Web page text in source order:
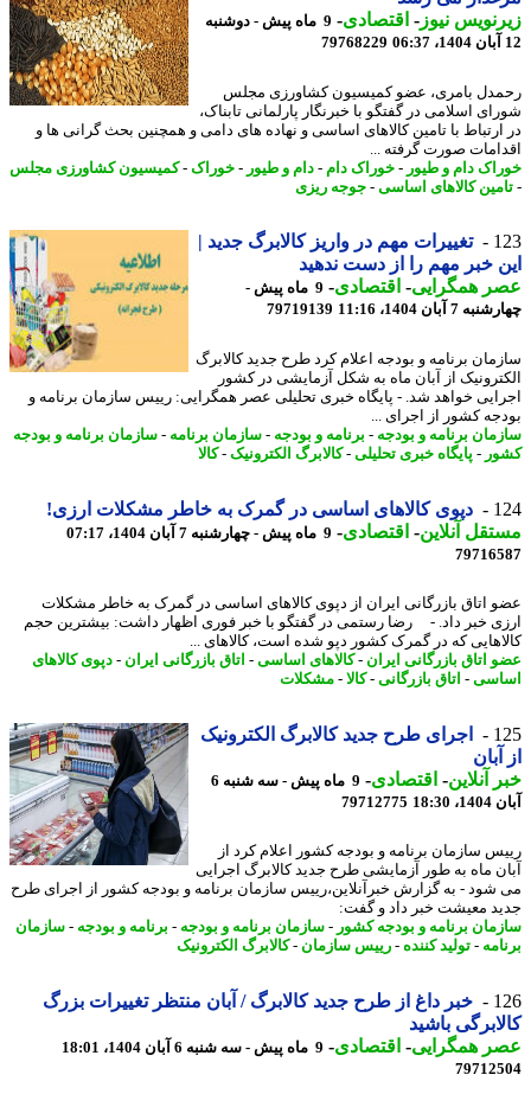
نیوز-اقتصادی- 9 ماه پیش - دوشنبه
79768229
بامری، عضو کمیسیون کشاورزی مجلس
اسلامی در گفتگو با خبرنگار پارلمانی تابناک،
با تامین کالاهای اساسی و نهاده های دامی و همچنین بحث گرانی ها و
صورت گرفته ...
دام و طیور-خوراک دام-دام و طیور-خوراک- کمیسیون کشاورزی مجلس
کالاهای اساسی-جوجه ریزی
تغییرات مهم در واریز کالابرگ جدید |
خبر مهم را از دست ندهید
همگرایی -اقتصادی- 9 ماه پیش -
7 آبان 1404، 11:16
79719139
برنامه و بودجه اعلام کرد طرح جدید کالابرگ
از آبان ماه به شکل آزمایشی در کشور
خواهد شد. - پایگاه خبری تحلیلی عصر همگرایی: رییس سازمان برنامه و
کشور از اجرای ...
برنامه و بودجه-برنامه و بودجه-سازمان برنامه -سازمان برنامه و بودجه
-پایگاه خبری تحلیلی-کالابرگ الکترونیک-کالا
دپوی کالاهای اساسی در گمرک به خاطر مشکلات ارزی!
آنلاین-اقتصادی-9 ماه پیش - چهارشنبه 7 آبان 1404، 07:17
اتاق بازرگانی ایران از دپوی کالاهای اساسی در گمرک به خاطر مشکلات
خبر داد. - رضا رستمی در گفتگو با خبر فوری اظهار داشت: بیشترین حجم
که در گمرک کشور دپو شده است، کالاهای ...
اتاق بازرگانی ایران - کالاهای اساسی-اتاق بازرگانی ایران -
دپوی کالاهای
-اتاق بازرگانی-کالا -مشکلات
اجرای طرح جدید کالابرگ الکترونیک
آنلاین-اقتصادی-
9 ماه پیش - سه شنبه 6
79712775
سازمان برنامه و بودجه کشور اعلام کرد از
ماه به طور آزمایشی طرح جدید کالابرگ اجرایی
- به گزارش خبرآنلاین،رییس سازمان برنامه و بودجه کشور از اجرای طرح
معیشت خبر داد و گفت:
برنامه و بودجه کشور-سازمان برنامه و بودجه-برنامه و بودجه-سازمان
-تولید کننده-رییس سازمان -کالابرگ الکترونیک
خبر داغ از طرح جدید کالابرگ / آبان منتظر تغییرات بزرگ
باشید
همگرایی -اقتصادی-9 ماه پیش - سه شنبه 6 آبان 1404، 18:01